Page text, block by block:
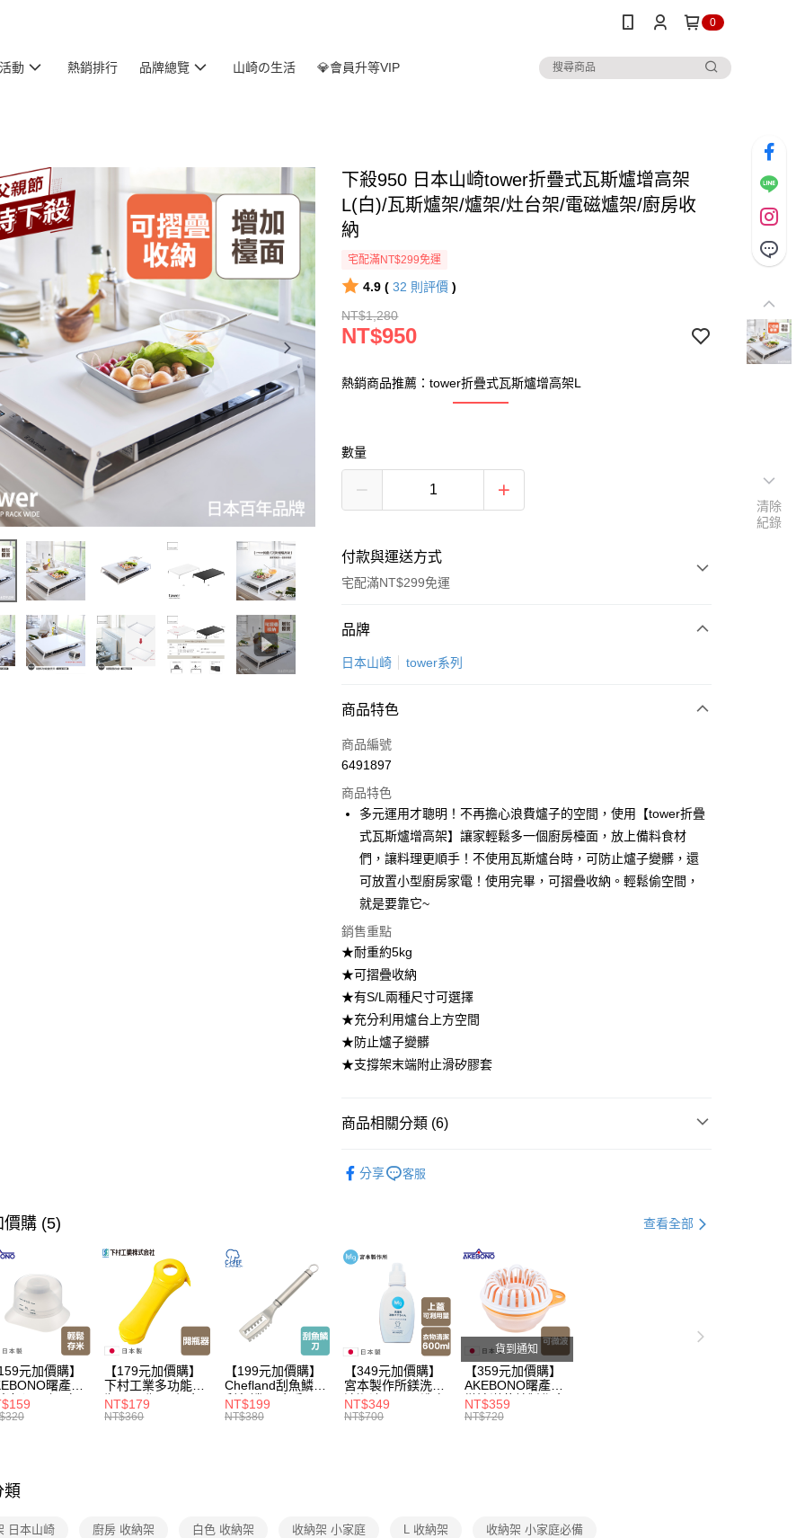
0
動 熱銷排行 品牌總覽 山崎の生活 💎會員升等VIP
下殺950 日本山崎tower折疊式瓦斯爐增高架
L(白)/瓦斯爐架/爐架/灶台架/電磁爐架/廚房收
納
宅配滿NT$299免運
4.9 ( 32 則評價 )
NT$1,280
NT$950
熱銷商品推薦：tower折疊式瓦斯爐增高架L
數量
付款與運送方式
宅配滿NT$299免運
付款方式
信用卡一次付款
悠遊付
Google Pay
全盈+PAY
大哥付你分期
相關說明
【大哥付你分期使用說明】
2.付款方式選擇「大哥付你分期」，訂單成立後會自動跳轉到大哥付的交易
流程，驗證手機門號後，選擇欲分期的期數、繳款截止日，確認付款後即
3.實際核准額度、可分期數及費用金額請依後續交易確認頁面所載為準。
4.訂單成立30分鐘內，如未前往確認交易或遇審核未通過，訂單將自動取
消。如遇「轉專審核」未通過狀況，表示未達大哥付你分期系統評分，恕
無法說明評估內容。
【繳款方式說明】
1.分期款項不併入電信帳單，「大哥付你分期」於每月結算日後寄送繳費提
用戶於交易時，得透過本服務購買商品或服務，並由商店將買賣／分期付
資料（包含姓名、電話或地址）提供予台灣大哥大進項蒐集、處理及利
3.完整用戶服務條款，請詳閱以下連結：
ATM付款
運送方式
宅配【父親節大回饋】限時$299免運
每筆NT$150，滿NT$299(含以上)免運費
品牌
日本山崎 tower系列
商品特色
商品編號
6491897
商品特色
多元運用才聰明！不再擔心浪費爐子的空間，使用【tower折疊
式瓦斯爐增高架】讓家輕鬆多一個廚房檯面，放上備料食材
們，讓料理更順手！不使用瓦斯爐台時，可防止爐子變髒，還
可放置小型廚房家電！使用完畢，可摺疊收納。輕鬆偷空間，
就是要靠它~
銷售重點
★耐重約5kg
★可摺疊收納
★有S/L兩種尺寸可選擇
★充分利用爐台上方空間
★防止爐子變髒
★支撐架末端附止滑矽膠套
商品相關分類 (6)
【本月主打】 ▶日本熱銷補貨到$299up
【🎉歡慶父親節 瘋殺5折up】
▶【限時加價購$159up】官網獨
家搶購！
【🎉歡慶父親節 瘋殺5折up】 ▶歡慶父親節 ，全館瘋殺5折up
分享 客服
價購 (5) 查看全部
元加價購】
曙產業
杯漏斗組(白)/
杯/米桶/量米
【179元加價購】
下村工業多功能開
瓶器/開瓶器/餐廚
用品/料理道具/任
NT$179
NT$360
【199元加價購】
Chefland刮魚鱗刀/
刮魚鱗器/廚房用
品/料理道具/任二
NT$199
NT$380
【349元加價購】
宮本製作所鎂洗衣
清潔液600ml/洗衣
精/洗衣鎂/洗衣用
NT$349
NT$700
貨到通知
【359元加價購】
AKEBONO曙產業
微波洋芋片製作盒/
料理盒/健康零食/
NT$359
NT$720
類
日本山崎 廚房 收納架 白色 收納架 收納架 小家庭 L 收納架 收納架 小家庭必備
清除
紀錄